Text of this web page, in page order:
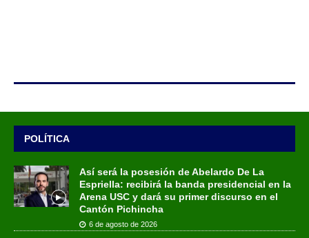
POLÍTICA
Así será la posesión de Abelardo De La
Espriella: recibirá la banda presidencial en la
Arena USC y dará su primer discurso en el
Cantón Pichincha
6 de agosto de 2026